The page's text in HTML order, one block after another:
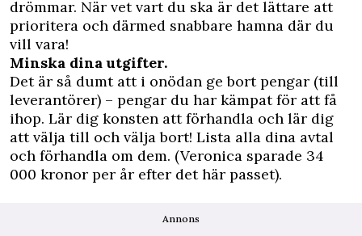
drömmar. När vet vart du ska är det lättare att
prioritera och därmed snabbare hamna där du
vill vara!
Minska dina utgifter.
Det är så dumt att i onödan ge bort pengar (till
leverantörer) – pengar du har kämpat för att få
ihop. Lär dig konsten att förhandla och lär dig
att välja till och välja bort! Lista alla dina avtal
och förhandla om dem. (Veronica sparade 34
000 kronor per år efter det här passet).
Annons